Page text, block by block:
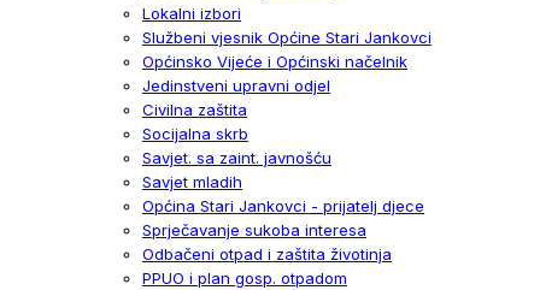
Lokalni izbori
Službeni vjesnik Općine Stari Jankovci
Općinsko Vijeće i Općinski načelnik
Jedinstveni upravni odjel
Civilna zaštita
Socijalna skrb
Savjet. sa zaint. javnošću
Savjet mladih
Općina Stari Jankovci - prijatelj djece
Sprječavanje sukoba interesa
Odbačeni otpad i zaštita životinja
PPUO i plan gosp. otpadom